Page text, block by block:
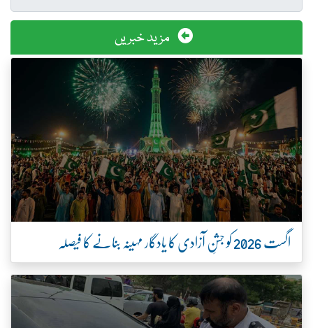
مزید خبریں
اگست 2026 کو جشنِ آزادی کا یادگار مہینہ بنانے کا فیصلہ